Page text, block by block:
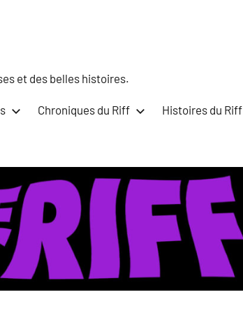
et des belles histoires.
Chroniques du Riff Histoires du Riff